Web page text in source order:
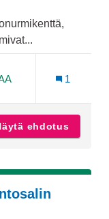
1
ehdotus